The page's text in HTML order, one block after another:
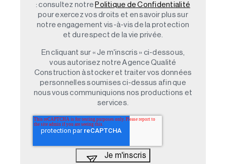
: consultez notre Politique de Confidentialité
pour exercez vos droits et en savoir plus sur
notre engagement vis-à-vis de la protection
et du respect de la vie privée.
En cliquant sur « Je m'inscris » ci-dessous,
vous autorisez notre Agence Qualité
Construction à stocker et traiter vos données
personnelles soumises ci-dessus afin que
nous vous communiquions nos productions et
services.